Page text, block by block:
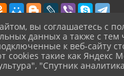
вы соглашаетесь с
данных а также с тем
к веб-сайту
cookies такие как Яндекс
"Спутник